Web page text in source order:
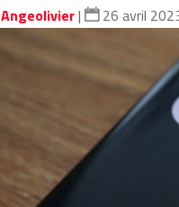
Angeolivier| 26 avril